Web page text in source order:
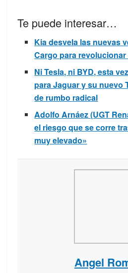
Te puede interesar…
Kia desvela las nuevas
Cargo para revolucionar
Ni Tesla, ni BYD, esta
para Jaguar y su nuevo
de rumbo radical
Adolfo Arnáez (UGT
el riesgo que se corre
muy elevado»
Angel